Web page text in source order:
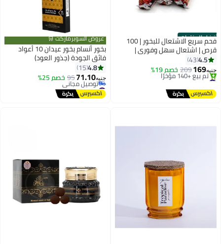
أفضل المنتجات فحم سريع الاشتعال للبخور | 100
قرص | اشتعال سهل وفوري |
احتراق 45 دقيقة | بدون شرار |
اقراص 33 مم من الشعلة
4.5
43
جنيه169
209 خصم 19%
#1 في بخور عطر منزلي
تم بيع +140 مؤخرًا
#1 في بخور عطر منزلي
عروض السوبرماركت 🛒
بخور أنسام بخور عيدان 10 أعواد
فائق الجودة (جذور العود)
4.8
15
جنيه71.10
95 خصم 25%
#17 في بخور عطر منزلي
أقل سعر في 30 يوم
توصيل مجاني